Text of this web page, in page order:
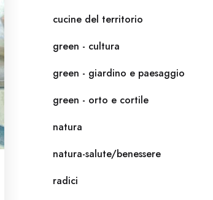
cucine del territorio
green - cultura
green - giardino e paesaggio
green - orto e cortile
natura
natura-salute/benessere
radici